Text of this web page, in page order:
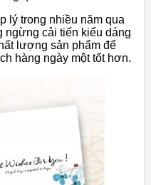
lý trong nhiều năm qua
ngừng cải tiến kiểu dáng
lượng sản phẩm để
hàng ngày một tốt hơn.